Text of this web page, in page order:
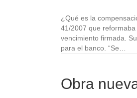
¿Qué es la
41/2007 que
vencimiento firmada.
para el banco. “Se…
Obra